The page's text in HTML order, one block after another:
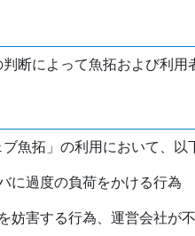
断によって魚拓および利用
魚拓」の利用において、以
に過度の負荷をかける行為
妨害する行為、運営会社が